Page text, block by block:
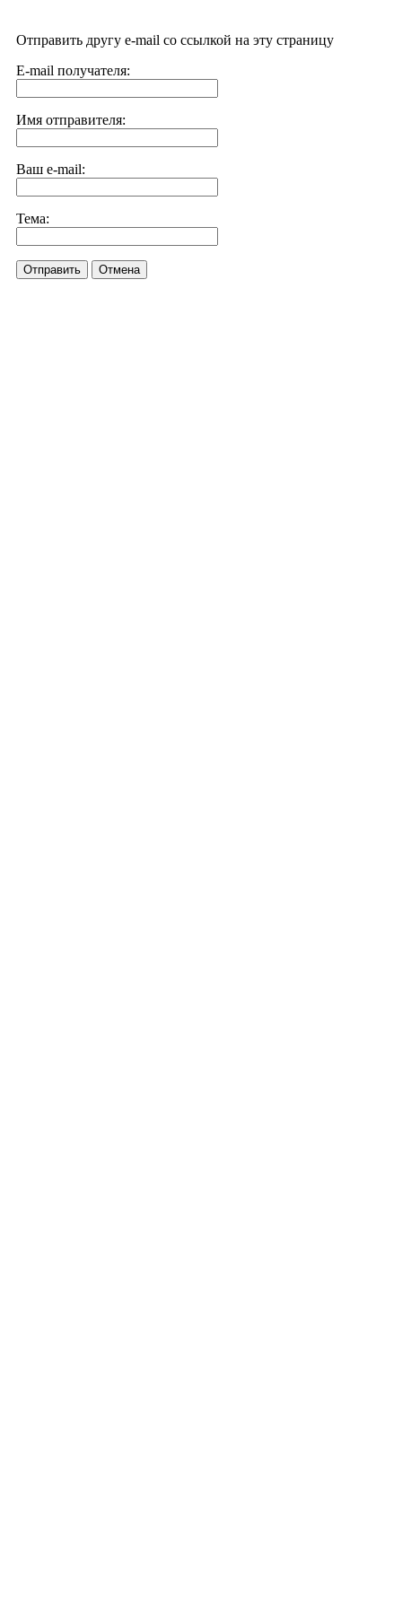
Отправить другу e-mail со ссылкой на эту страницу
E-mail получателя:
Имя отправителя:
Ваш e-mail:
Тема:
Отправить Отмена